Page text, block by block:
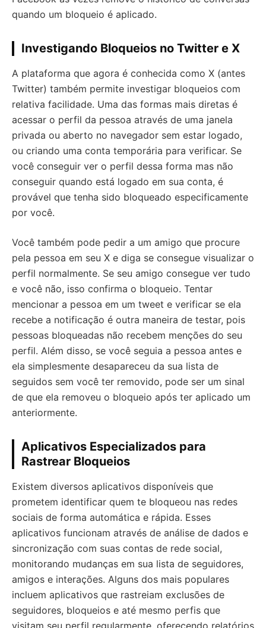
quando um bloqueio é aplicado.
Investigando Bloqueios no Twitter e X
A plataforma que agora é conhecida como X (antes
Twitter) também permite investigar bloqueios com
relativa facilidade. Uma das formas mais diretas é
acessar o perfil da pessoa através de uma janela
privada ou aberto no navegador sem estar logado,
ou criando uma conta temporária para verificar. Se
você conseguir ver o perfil dessa forma mas não
conseguir quando está logado em sua conta, é
provável que tenha sido bloqueado especificamente
por você.
Você também pode pedir a um amigo que procure
pela pessoa em seu X e diga se consegue visualizar o
perfil normalmente. Se seu amigo consegue ver tudo
e você não, isso confirma o bloqueio. Tentar
mencionar a pessoa em um tweet e verificar se ela
recebe a notificação é outra maneira de testar, pois
pessoas bloqueadas não recebem menções do seu
perfil. Além disso, se você seguia a pessoa antes e
ela simplesmente desapareceu da sua lista de
seguidos sem você ter removido, pode ser um sinal
de que ela removeu o bloqueio após ter aplicado um
anteriormente.
Aplicativos Especializados para
Rastrear Bloqueios
Existem diversos aplicativos disponíveis que
prometem identificar quem te bloqueou nas redes
sociais de forma automática e rápida. Esses
aplicativos funcionam através de análise de dados e
sincronização com suas contas de rede social,
monitorando mudanças em sua lista de seguidores,
amigos e interações. Alguns dos mais populares
incluem aplicativos que rastreiam exclusões de
seguidores, bloqueios e até mesmo perfis que
visitam seu perfil regularmente, oferecendo relatórios